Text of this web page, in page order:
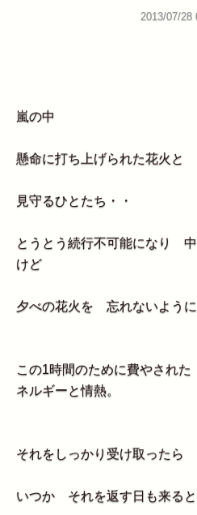
2013/07/28
嵐の中
懸命に打ち上げられた花火と
見守るひとたち・・
とうとう続行不可能になり
けど
夕べの花火を 忘れないように
この1時間のために費やされ
ネルギーと情熱。
それをしっかり受け取ったら
いつか それを返す日も来ると